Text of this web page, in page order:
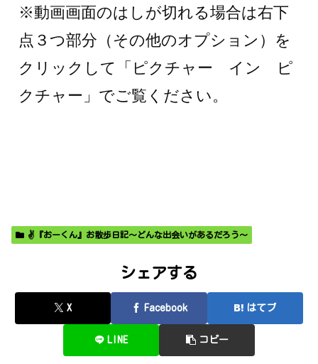
※動画画面のはしが切れる場合は右下
点３つ部分（その他のオプション）を
クリックして「ピクチャー イン ピ
クチャー」でご覧ください。
✌️『おーくん』お散歩日記〜どんな出会いがあるだろう〜
シェアする
X Facebook はてブ
LINE コピー